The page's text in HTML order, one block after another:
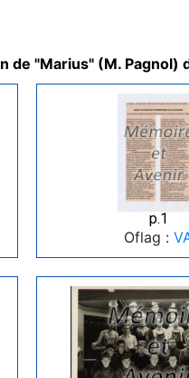
de "Marius" (M.
p.1
Oflag :